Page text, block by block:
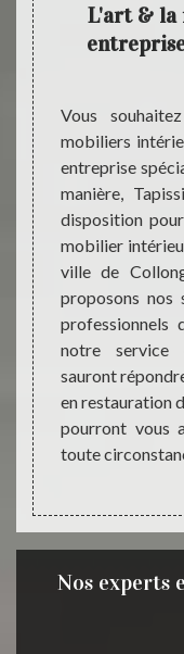
vos
de
L'art & la
Vous
mobiliers
entreprise
manière,
disposition
mobilier
ville de
proposons nos
professionnels
notre service
sauront
en restauration
pourront vous
toute
Nos experts